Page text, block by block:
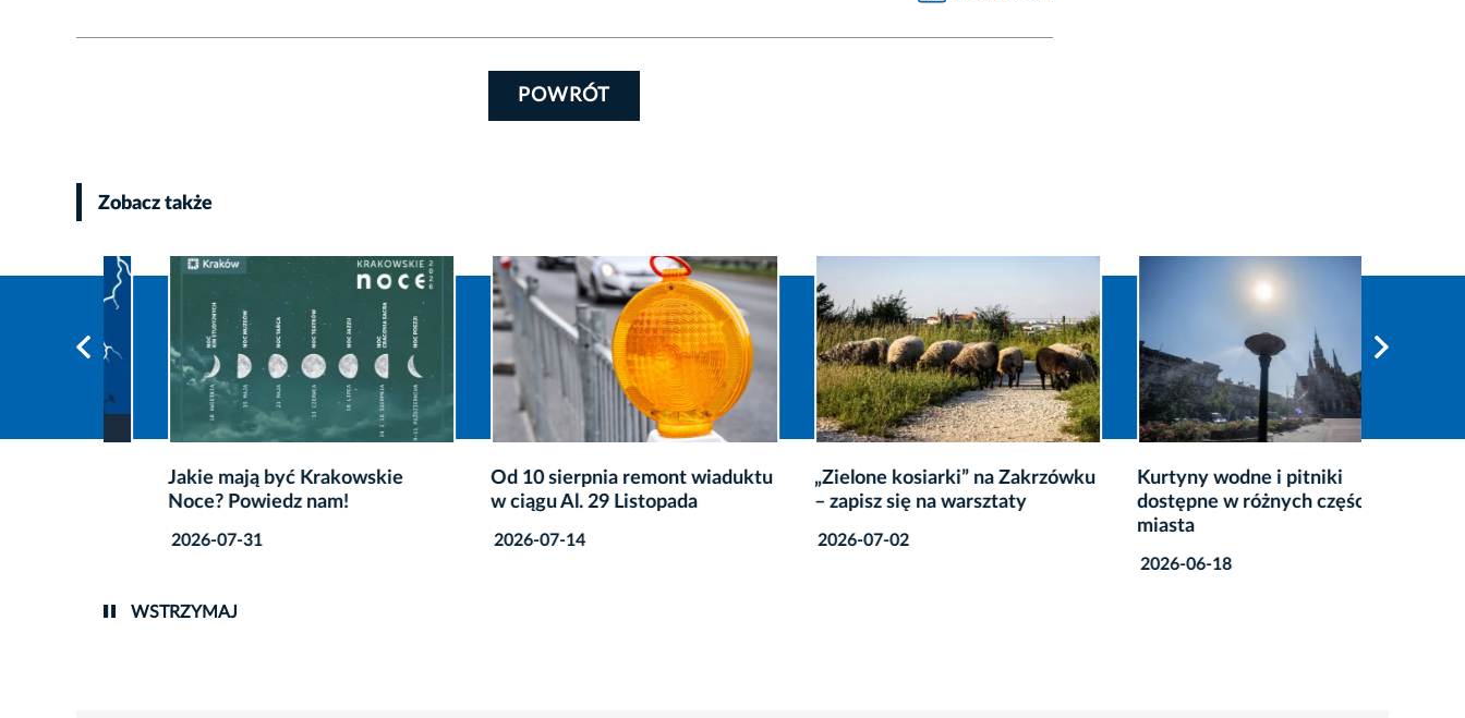
POWRÓT
Zobacz także
Jakie mają być Krakowskie
Noce? Powiedz nam!
2026-07-31
Od 10 sierpnia remont wiaduktu
w ciągu Al. 29 Listopada
2026-07-14
„Zielone kosiarki” na Zakrzówku
– zapisz się na warsztaty
2026-07-02
Kurtyny wodne i pitniki
dostępne w różnych częściach
2026-06-18
WSTRZYMAJ